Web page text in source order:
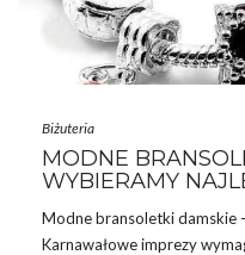
Biżuteria
MODNE
WYBIERAMY
Modnebransoletkidamskie
Karnawałowe imprezy